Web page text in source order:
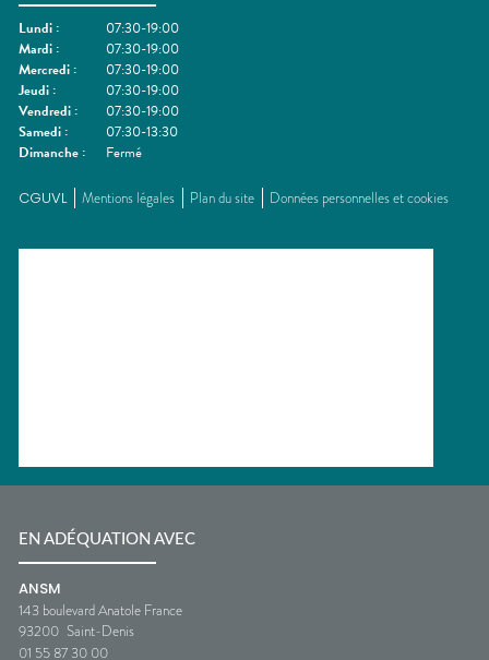
Lundi :
07:30-19:00
Mardi :
07:30-19:00
Mercredi :
07:30-19:00
Jeudi :
07:30-19:00
Vendredi :
07:30-19:00
Samedi :
07:30-13:30
Dimanche : Fermé
CGUVL Mentions légales Plan du site Données personnelles et cookies
EN ADÉQUATION AVEC
ANSM
143 boulevard Anatole France
93200 Saint-Denis
01 55 87 30 00